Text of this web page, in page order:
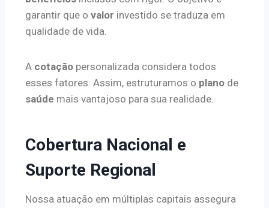
garantir que o valor investido se traduza em
qualidade de vida.
A cotação personalizada considera todos
esses fatores. Assim, estruturamos o plano de
saúde mais vantajoso para sua realidade.
Cobertura Nacional e
Suporte Regional
Nossa atuação em múltiplas capitais assegura